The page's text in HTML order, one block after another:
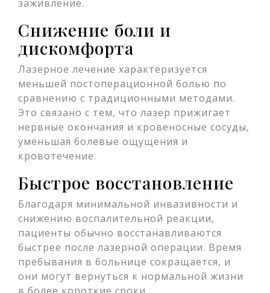
заживление.
Снижение боли и
дискомфорта
Лазерное лечение характеризуется
меньшей постоперационной болью по
сравнению с традиционными методами.
Это связано с тем, что лазер прижигает
нервные окончания и кровеносные сосуды,
уменьшая болевые ощущения и
кровотечение.
Быстрое восстановление
Благодаря минимальной инвазивности и
снижению воспалительной реакции,
пациенты обычно восстанавливаются
быстрее после лазерной операции. Время
пребывания в больнице сокращается, и
они могут вернуться к нормальной жизни